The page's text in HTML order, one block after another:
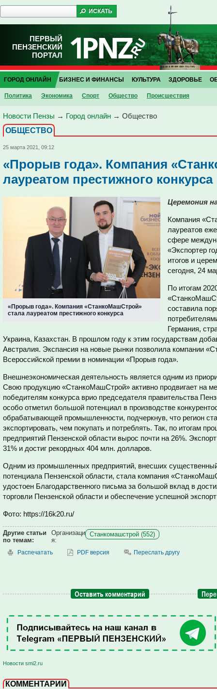
ПЕРВЫЙ
ПЕНЗЕНСКИЙ
ПОРТАЛ
ГОРОД ОНЛАЙН
Политика Экономика Спорт Общество Проиcшествия
БИЗНЕС И ФИНАНСЫ КУЛЬТУРА ЗДОРОВЬЕ
Новости Пензы → Город онлайн → Общество
ОБЩЕСТВО
25 марта 2021, 09:12
«Прорыв года». Компания
лауреатом престижного конкурса
«Прорыв года». Компания «СтанкоМашСтрой»
стала лауреатом престижного конкурса
Церемония
Компания
лауреатов
сфере
«Экспортер
итогов и
сегодня, 24
По итогам
составила
Германия,
Украина, Казахстан. В прошлом году к этим государствам
Австралия. Экспансия на новые рынки позволила компании
Всероссийской премии в номинации «Прорыв года».
Внешнеэкономическая деятельность является одним из
Свою продукцию «СтанкоМашСтрой» активно продвигает на
победителям конкурса врио председателя правительства
особо отметил большой потенциал в производстве
обрабатывающей промышленности, подчеркнув, что регион
экспортировать, чем покупать и потреблять. Так, по итогам
предприятий Пензенской области вырос почти на 26%.
31% и достиг рекордных 404 млн. долларов.
Одним из промышленных предприятий, внесших существенный
потенциала Пензенской области, стала компания
удостоен Благодарственного письма за большой вклад в
торговли Пензенской области и обеспечение успешной
Фото: https://16k20.ru/
Другие статьи
по темам:
Организаци
я:
Станкомашстрой (552)
Распечатать PDF версия Переслать другу
Оставить комментарий
Новости smi2.ru
КОММЕНТАРИИ